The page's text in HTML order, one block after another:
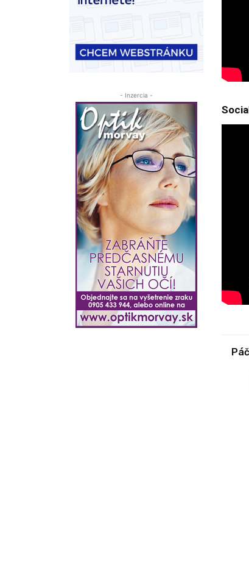
- Inzercia -